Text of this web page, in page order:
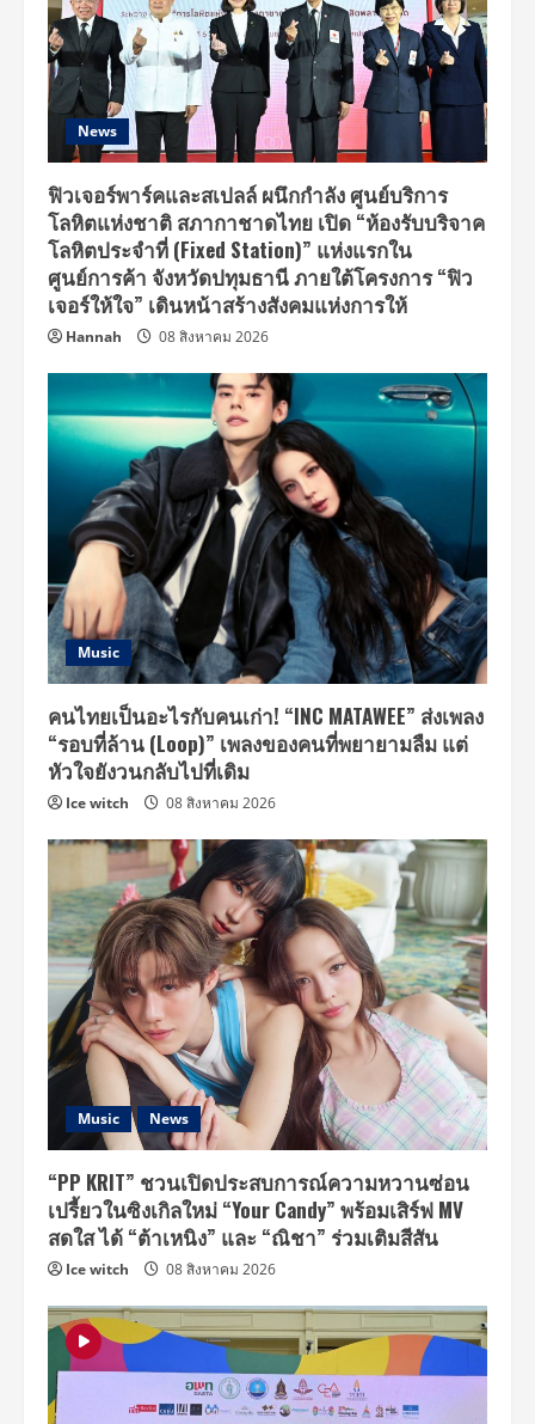
News
ฟิวเจอร์พาร์คและสเปลล์ ผนึกกำลัง ศูนย์บริการ
โลหิตแห่งชาติ สภากาชาดไทย เปิด “ห้องรับบริจาค
โลหิตประจำที่ (Fixed Station)” แห่งแรกใน
ศูนย์การค้า จังหวัดปทุมธานี ภายใต้โครงการ “ฟิว
เจอร์ให้ใจ” เดินหน้าสร้างสังคมแห่งการให้
Hannah 08 สิงหาคม 2026
Music
คนไทยเป็นอะไรกับคนเก่า! “INC MATAWEE” ส่งเพลง
“รอบที่ล้าน (Loop)” เพลงของคนที่พยายามลืม แต่
หัวใจยังวนกลับไปที่เดิม
Ice witch 08 สิงหาคม 2026
Music News
“PP KRIT” ชวนเปิดประสบการณ์ความหวานซ่อน
เปรี้ยวในซิงเกิลใหม่ “Your Candy” พร้อมเสิร์ฟ MV
สดใส ได้ “ต้าเหนิง” และ “ณิชา” ร่วมเติมสีสัน
Ice witch 08 สิงหาคม 2026